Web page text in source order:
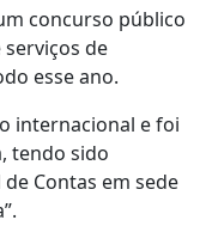
concurso público
de
esse ano.
internacional e foi
tendo sido
Contas em sede